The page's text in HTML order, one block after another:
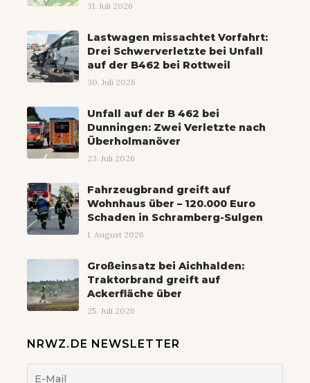
31. Juli 2026
Lastwagen missachtet Vorfahrt:
Drei Schwerverletzte bei Unfall
auf der B462 bei Rottweil
30. Juli 2026
Unfall auf der B 462 bei
Dunningen: Zwei Verletzte nach
Überholmanöver
23. Juli 2026
Fahrzeugbrand greift auf
Wohnhaus über – 120.000 Euro
Schaden in Schramberg-Sulgen
1. August 2026
Großeinsatz bei Aichhalden:
Traktorbrand greift auf
Ackerfläche über
25. Juli 2026
NRWZ.DE NEWSLETTER